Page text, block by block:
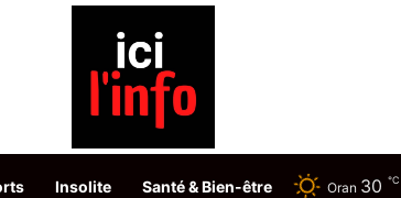
Insolite Santé & Bien-être Oran 30 ℃